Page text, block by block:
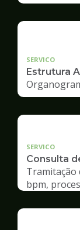
SERVICO
Estrutura
SERVICO
Consulta
Tramitação
bpm,